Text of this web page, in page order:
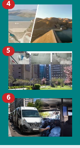
4
5
6